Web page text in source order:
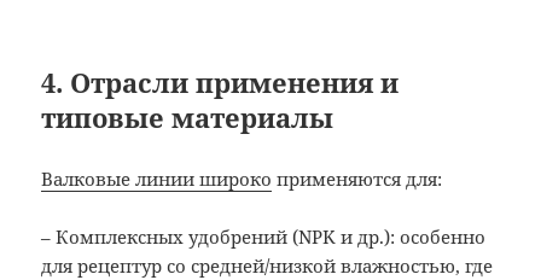
4. Отрасли применения и
типовые материалы
Валковые линии широко применяются для:
– Комплексных удобрений (NPK и др.): особенно
для рецептур со средней/низкой влажностью, где